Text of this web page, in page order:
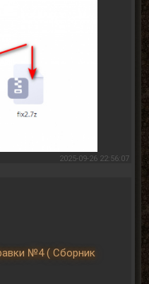
2025-09-26 22:56:07
№4 ( Сборник